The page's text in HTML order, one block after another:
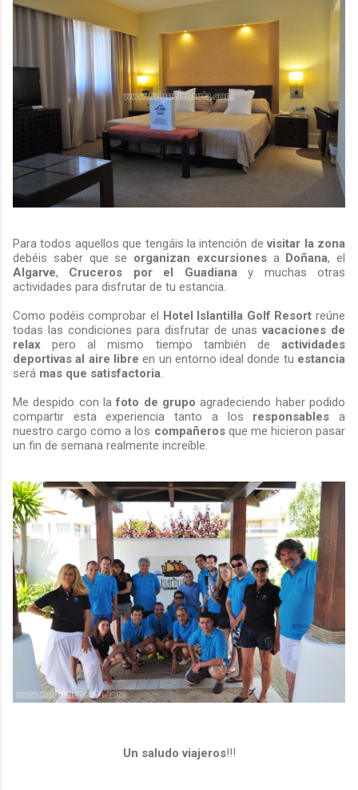
Para todos aquellos que tengáis la intención devisitar la zona
debéis saber que se organizan excursionesa Doñana, el
Algarve, Cruceros por el Guadianay muchas otras
actividades para disfrutar de tu estancia.
Como podéis comprobar el Hotel Islantilla Golf Resort reúne
todas las condiciones para disfrutar de unasvacaciones de
relax pero al mismo tiempo también de actividades
deportivas al aire libre en un entorno ideal donde tu estancia
será mas que satisfactoria.
Me despido con lafoto de grupo agradeciendo haber podido
compartir esta experiencia tanto a los responsables a
nuestro cargo como a los compañeros que me hicieron pasar
un fin de semana realmente increíble.
Un saludo viajeros!!!